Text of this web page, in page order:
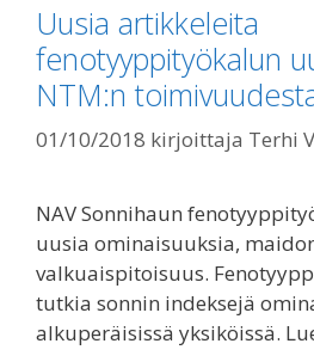
Uusia artikkeleita
fenotyyppityökalun
NTM:n
01/10/2018 kirjoittaja Terhi
NAV Sonnihaun
uusia ominaisuuksia,
valkuaispitoisuus.
tutkia sonnin indeksejä
alkuperäisissä yksiköissä.